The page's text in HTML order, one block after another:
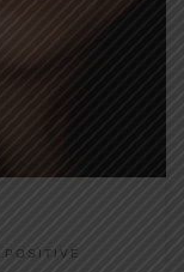
d’elles s’appuie
de penser que
POSITIVE